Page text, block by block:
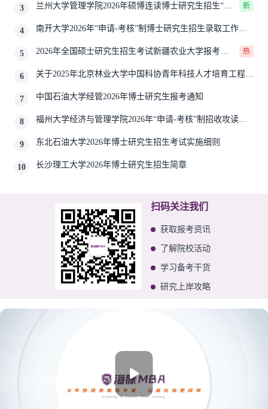
3
兰州大学管理学院2026年硕博连读博士研究生招生“申
新
4
南开大学2026年“申请-考核”制博士研究生招生录取工作实
5
2026年全国硕士研究生招生考试新疆农业大学报考点
热
6
关于2025年北京林业大学中国科协青年科技人才培育工程博
7
中国石油大学经管2026年博士研究生报考通知
8
福州大学经济与管理学院2026年“申请-考核”制招收攻读博
9
东北石油大学2026年博士研究生招生考试实施细则
10 长沙理工大学2026年博士研究生招生简章
扫码关注我们
获取报考资讯
了解院校活动
学习备考干货
研究上岸攻略